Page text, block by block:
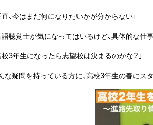
直、今はまだ何になりたいかが分からない」
語聴覚士が気になってはいるけど、具体的な仕
校3年生になったら志望校は決まるのかな？」
な疑問を持っている方に、高校3年生の春にス